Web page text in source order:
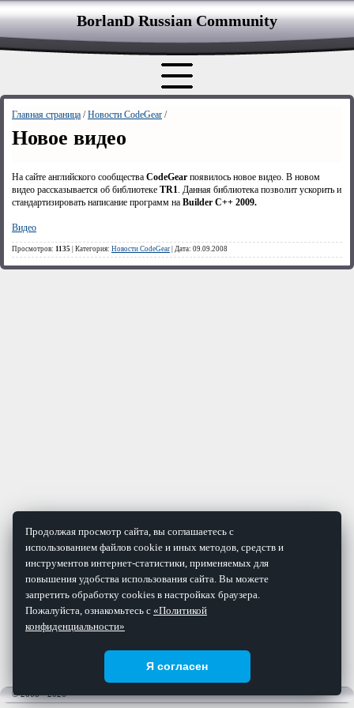
BorlanD Russian Сommunity
Главная страница /Новости CodeGear /
Новое видео
На сайте английского сообщества CodeGear появилось новое видео. В новом
видео рассказывается об библиотеке TR1. Данная библиотека позволит ускорить и
стандартизировать написание программ на Builder C++ 2009.
Видео
Просмотров: 1135 | Категория: Новости CodeGear | Дата: 09.09.2008
© 2008 - 2026
Продолжая просмотр сайта, вы соглашаетесь с
использованием файлов cookie и иных методов, средств и
инструментов интернет-статистики, применяемых для
повышения удобства использования сайта. Вы можете
запретить обработку cookies в настройках браузера.
Пожалуйста, ознакомьтесь с «Политикой
конфиденциальности»
Я согласен